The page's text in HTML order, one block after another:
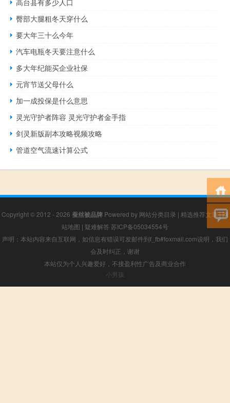
臀部大腿粗冬天穿什么
要大年三十么今年
汽车电瓶冬天要注意什么
多大年纪能买企业社保
元宵节送父母什么
加一成投保是什么意思
灵光守护者阵容 灵光守护者金手指
剑灵新版副本攻略视频攻略
管道空气流速计算公式
Copyright © 2012 - 2026 蚕丝被品牌 Powered by 网站分类目录 | 精选推荐文章|网
站地图 | 疑难解答 苏ICP备05034554号
声明：本站内容来自互联网，如信息有错误可发邮件到f_fb#foxmail.com说明，我们
会及时纠正，谢谢
本站仅为个人兴趣爱好，不接盈利性广告及商业合作
小男孩